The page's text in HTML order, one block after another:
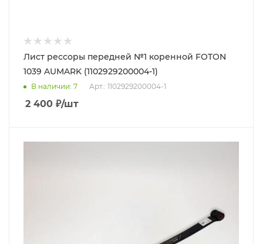
Лист рессоры передней №1 коренной FOTON
1039 AUMARK (1102929200004-1)
В наличии: 7 Арт.: 1102929200004-1
2 400 ₽/шт